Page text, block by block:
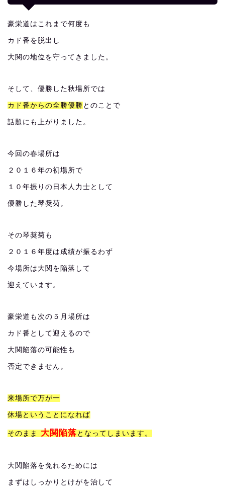
豪栄道はこれまで何度も
カド番を脱出し
大関の地位を守ってきました。
そして、優勝した秋場所では
カド番からの全勝優勝 とのことで
話題にも上がりました。
今回の春場所は
２０１６年の初場所で
１０年振りの日本人力士として
優勝した琴奨菊。
その琴奨菊も
２０１６年度は成績が振るわず
今場所は大関を陥落して
迎えています。
豪栄道も次の５月場所は
カド番として迎えるので
大関陥落の可能性も
否定できません。
来場所で万が一
休場ということになれば
そのまま 大関陥落となってしまいます。
大関陥落を免れるためには
まずはしっかりとけがを治して